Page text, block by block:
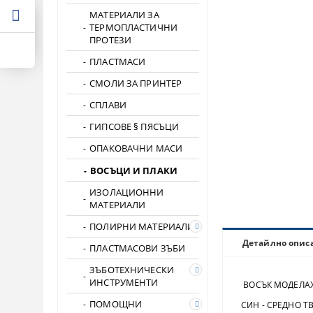
МАТЕРИАЛИ ЗА
ТЕРМОПЛАСТИЧНИ
ПРОТЕЗИ
ПЛАСТМАСИ
СМОЛИ ЗА ПРИНТЕР
СПЛАВИ
ГИПСОВЕ § ПЯСЪЦИ
ОПАКОВАЧНИ МАСИ
ВОСЪЦИ И ПЛАКИ
ИЗОЛАЦИОННИ
МАТЕРИАЛИ
ПОЛИРНИ МАТЕРИАЛИ
ПЛАСТМАСОВИ ЗЪБИ
ЗЪБОТЕХНИЧЕСКИ
ИНСТРУМЕНТИ
ПОМОЩНИ
Детайлно
ВОСЪК
СИН - СРЕДНО